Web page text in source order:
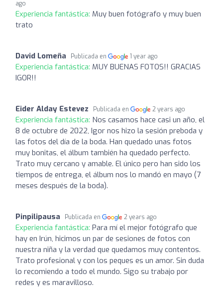
ago
Experiencia fantástica: Muy buen fotógrafo y muy buen
trato
David Lomeña Publicada en 1 year ago
Experiencia fantástica: MUY BUENAS FOTOS!! GRACIAS
IGOR!!
Eider Alday Estevez Publicada en 2 years ago
Experiencia fantástica: Nos casamos hace casi un año, el
8 de octubre de 2022, Igor nos hizo la sesión preboda y
las fotos del día de la boda. Han quedado unas fotos
muy bonitas, el álbum también ha quedado perfecto.
Trato muy cercano y amable. El único pero han sido los
tiempos de entrega, el álbum nos lo mandó en mayo (7
meses después de la boda).
Pinpilipausa Publicada en 2 years ago
Experiencia fantástica: Para mí el mejor fotógrafo que
hay en Irún, hicimos un par de sesiones de fotos con
nuestra niña y la verdad que quedamos muy contentos.
Trato profesional y con los peques es un amor. Sin duda
lo recomiendo a todo el mundo. Sigo su trabajo por
redes y es maravilloso.